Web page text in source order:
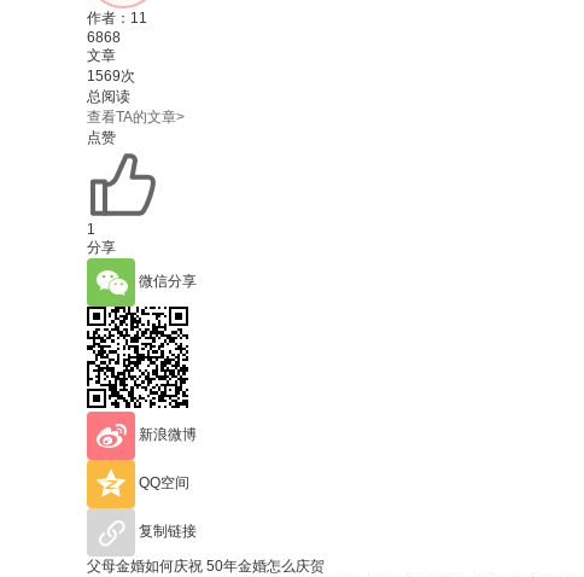
作者：11
6868
文章
1569次
总阅读
查看TA的文章>
点赞
1
分享
微信分享
新浪微博
QQ空间
复制链接
父母金婚如何庆祝 50年金婚怎么庆贺